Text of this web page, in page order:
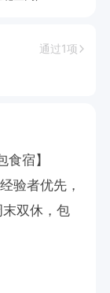
通过1项
宿】
验者优先，
双休，包